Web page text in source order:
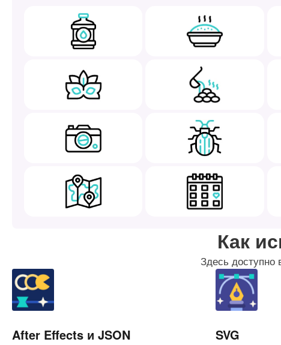
Как
Здесь доступно
After Effects и JSON SVG